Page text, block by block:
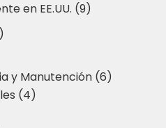
en EE.UU. (9)
y Manutención (6)
(4)